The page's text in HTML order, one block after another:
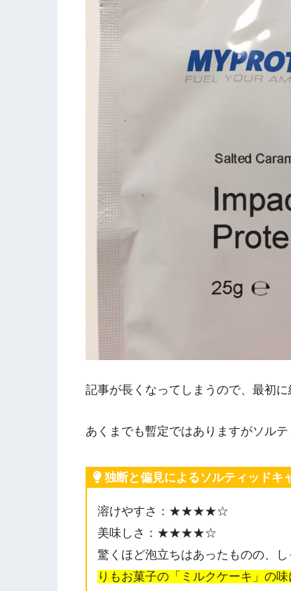
記事が長くなってしまうので、最初に
あくまでも暫定ではありますがソル
独断と偏見によるソルティッドキ
溶けやすさ：★★★★☆
美味しさ：★★★★☆
驚くほど泡立ちはあったものの、し
りもお菓子の「ミルクケーキ」の味